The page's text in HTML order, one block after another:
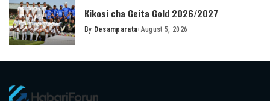
Kikosi cha Geita Gold 2026/2027
Posted
By Desamparata August 5, 2026